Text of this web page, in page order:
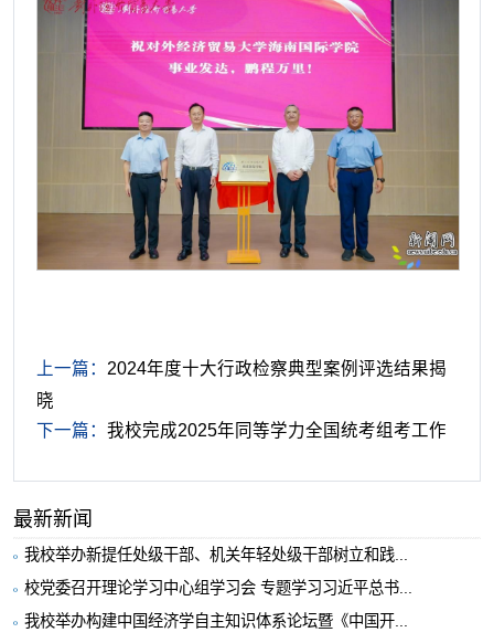
上一篇： 2024年度十大行政检察典型案例评选结果揭
晓
下一篇： 我校完成2025年同等学力全国统考组考工作
最新新闻
我校举办新提任处级干部、机关年轻处级干部树立和践...
校党委召开理论学习中心组学习会 专题学习习近平总书...
我校举办构建中国经济学自主知识体系论坛暨《中国开...